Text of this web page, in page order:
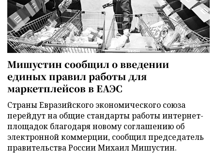
Мишустин сообщил о введении
единых правил работы для
маркетплейсов в ЕАЭС
Страны Евразийского экономического союза
перейдут на общие стандарты работы интернет-
площадок благодаря новому соглашению об
электронной коммерции, сообщил председатель
правительства России Михаил Мишустин.